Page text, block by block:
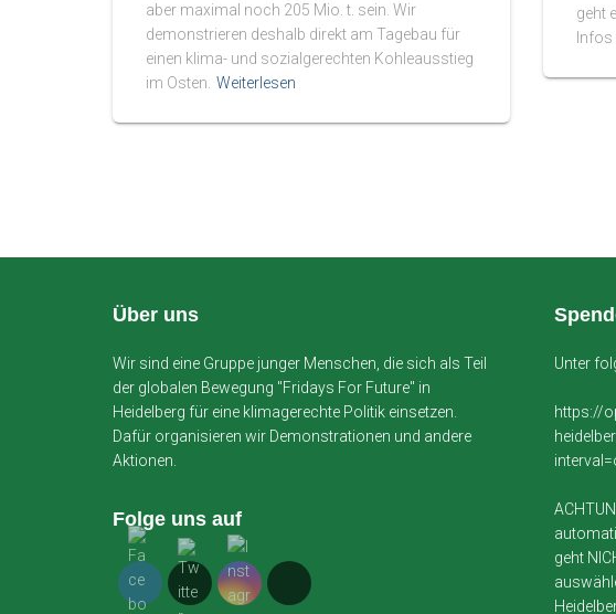
aber maximal noch 205 Mio. t. sein. Wir
demonstrieren deshalb direkt am Tagebau für
einen klima- und sozialgerechten Kohleausstieg
im Osten. Weiterlesen
geht
Über uns
Wir sind eine Gruppe junger Menschen, die sich als Teil
der globalen Bewegung "Fridays For Future" in
Heidelberg für eine klimagerechte Politik einsetzen.
Dafür organisieren wir Demonstrationen und andere
Aktionen.
Folge uns auf
Unter
https://
geht